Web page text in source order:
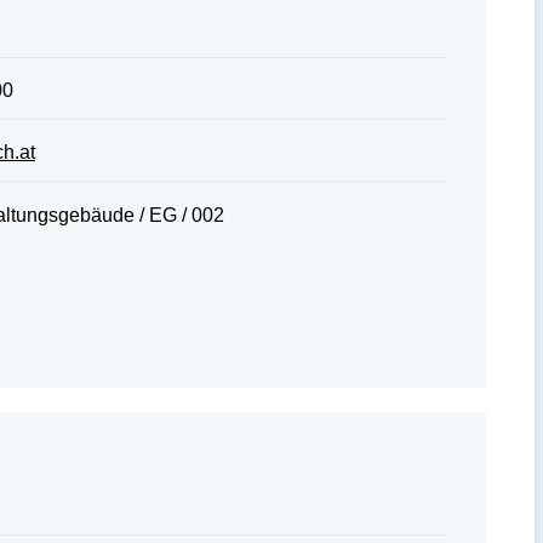
/ EG / 002